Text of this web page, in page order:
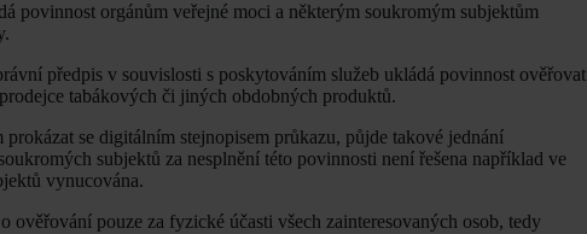
povinnost orgánům veřejné moci a některým soukromým subjektům
předpis v souvislosti s poskytováním služeb ukládá povinnost ověřovat
tabákových či jiných obdobných produktů.
se digitálním stejnopisem průkazu, půjde takové jednání
subjektů za nesplnění této povinnosti není řešena například ve
vynucována.
pouze za fyzické účasti všech zainteresovaných osob, tedy